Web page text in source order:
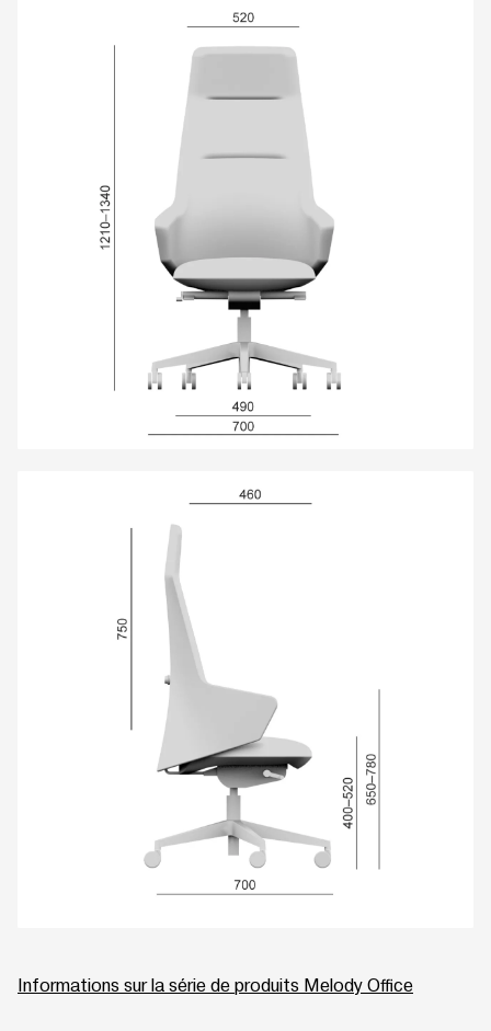
Informations sur la série de produits Melody Office